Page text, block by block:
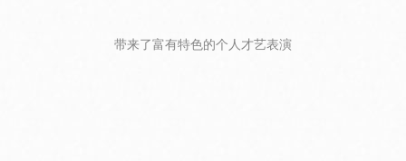
带来了富有特色的个人才艺表演